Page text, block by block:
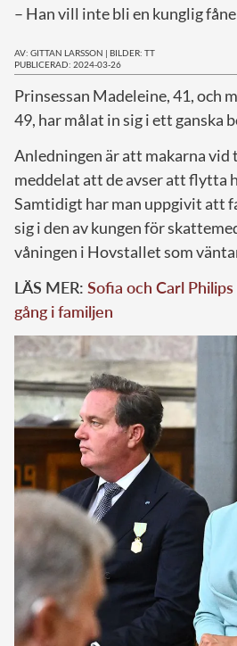
– Han vill inte bli en kunglig
AV: GITTAN LARSSON | BILDER: TT
PUBLICERAD: 2024-03-26
Prinsessan Madeleine, 41, och
49, har målat in sig i ett ganska
Anledningen är att makarna
meddelat att de avser att flytta
Samtidigt har man uppgivit att
sig i den av kungen för
våningen i Hovstallet som
LÄS MER: Sofia och Carl
gång i familjen